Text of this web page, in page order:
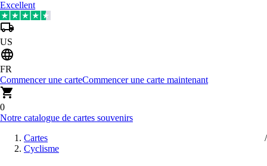
Excellent
US
FR
Commencer une carteCommencer une carte maintenant
0
Notre catalogue de cartes souvenirs
Cartes
Cyclisme